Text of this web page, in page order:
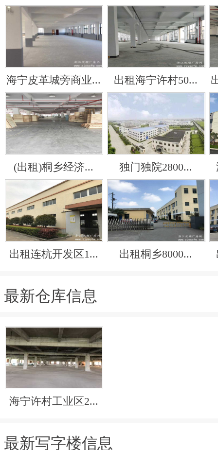
海宁皮革城旁商业... 出租海宁许村50...
(出租)桐乡经济... 独门独院2800...
出租连杭开发区1... 出租桐乡8000...
最新仓库信息
海宁许村工业区2...
最新写字楼信息